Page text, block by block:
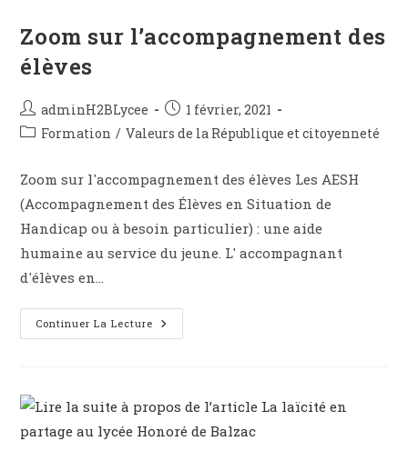
Zoom sur l’accompagnement des
élèves
adminH2BLycee
1 février, 2021
Formation / Valeurs de la République et citoyenneté
Zoom sur l'accompagnement des élèves Les AESH
(Accompagnement des Élèves en Situation de
Handicap ou à besoin particulier) : une aide
humaine au service du jeune. L' accompagnant
d'élèves en…
Continuer La Lecture